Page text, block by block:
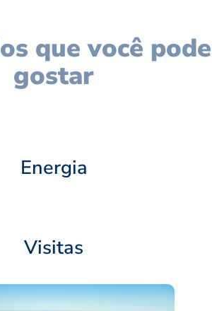
que você pode
gostar
Energia
Visitas